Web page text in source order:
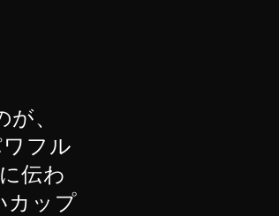
、
フル
伝わ
カップ